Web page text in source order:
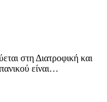
στη Διατροφική και
είναι…